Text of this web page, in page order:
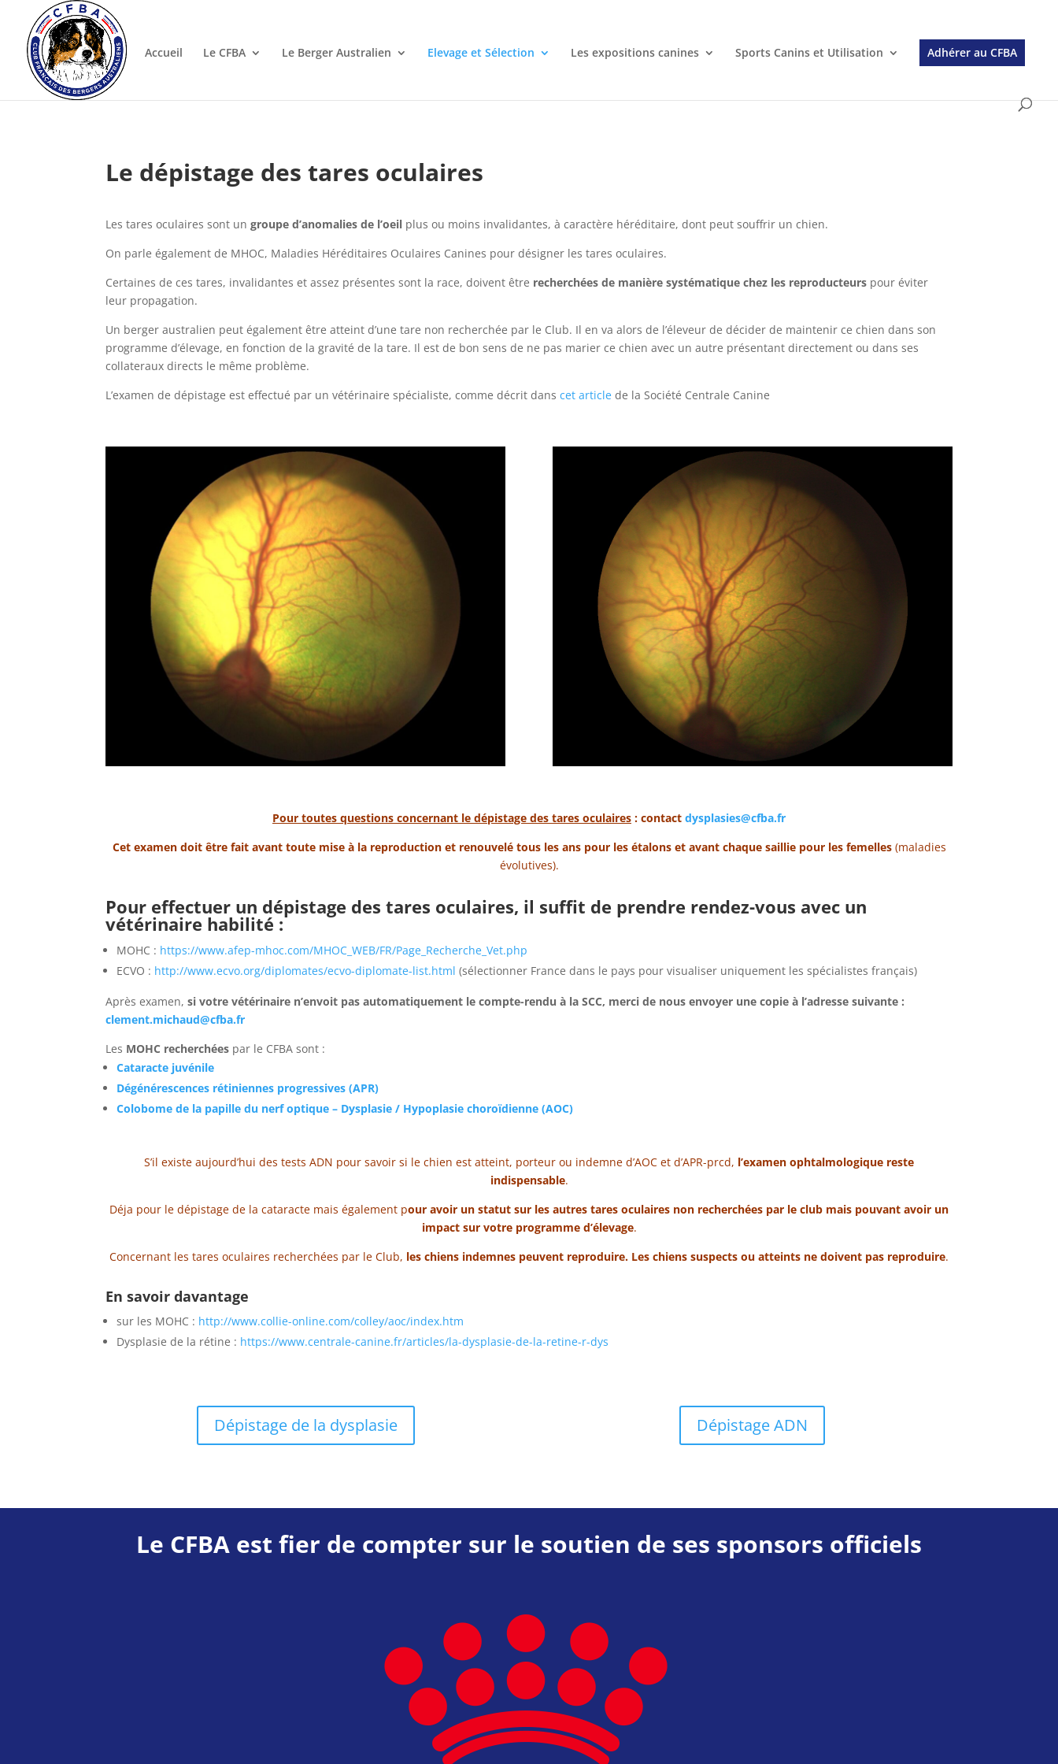
Accueil Le CFBA Le Berger Australien Elevage et Sélection Les expositions canines Sports Canins et Utilisation Adhérer au CFBA
Le dépistage des tares oculaires
Les tares oculaires sont ungroupe d’anomalies de l’oeil plus ou moins invalidantes, à caractère héréditaire, dont peut souffrir un chien.
On parle également de MHOC, Maladies Héréditaires Oculaires Canines pour désigner les tares oculaires.
Certaines de ces tares, invalidantes et assez présentes sont la race, doivent être recherchées de manière systématique chez les reproducteurs pour éviter
leur propagation.
Un berger australien peut également être atteint d’une tare non recherchée par le Club. Il en va alors de l’éleveur de décider de maintenir ce chien dans son
programme d’élevage, en fonction de la gravité de la tare. Il est de bon sens de ne pas marier ce chien avec un autre présentant directement ou dans ses
collateraux directs le même problème.
L’examen de dépistage est effectué par un vétérinaire spécialiste, comme décrit danscet article de la Société Centrale Canine
Pour toutes questions concernant le dépistage des tares oculaires : contact dysplasies@cfba.fr
Cet examen doit être fait avant toute mise à la reproduction et renouvelé tous les ans pour les étalons et avant chaque saillie pour les femelles (maladies
évolutives).
Pour effectuer un dépistage des tares oculaires, il suffit de prendre rendez-vous avec un
vétérinaire habilité :
MOHC : https://www.afep-mhoc.com/MHOC_WEB/FR/Page_Recherche_Vet.php
ECVO : http://www.ecvo.org/diplomates/ecvo-diplomate-list.html (sélectionner France dans le pays pour visualiser uniquement les spécialistes français)
Après examen, si votre vétérinaire n’envoit pas automatiquement le compte-rendu à la SCC, merci de nous envoyer une copie à l’adresse suivante :
clement.michaud@cfba.fr
Les MOHC recherchées par le CFBA sont :
Cataracte juvénile
Dégénérescences rétiniennes progressives (APR)
Colobome de la papille du nerf optique – Dysplasie / Hypoplasie choroïdienne (AOC)
S’il existe aujourd’hui des tests ADN pour savoir si le chien est atteint, porteur ou indemne d’AOC et d’APR-prcd, l’examen ophtalmologique reste
indispensable.
Déja pour le dépistage de la cataracte mais également pour avoir un statut sur les autres tares oculaires non recherchées par le club mais pouvant avoir un
impact sur votre programme d’élevage.
Concernant les tares oculaires recherchées par le Club, les chiens indemnes peuvent reproduire. Les chiens suspects ou atteints ne doivent pas reproduire.
En savoir davantage
sur les MOHC : http://www.collie-online.com/colley/aoc/index.htm
Dysplasie de la rétine : https://www.centrale-canine.fr/articles/la-dysplasie-de-la-retine-r-dys
Dépistage de la dysplasie Dépistage ADN
Le CFBA est fier de compter sur le soutien de ses sponsors officiels